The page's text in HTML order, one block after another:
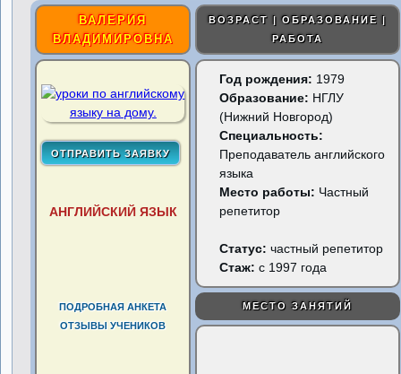
ВАЛЕРИЯ
ВЛАДИМИРОВНА
ВОЗРАСТ | ОБРАЗОВАНИЕ |
РАБОТА
АНГЛИЙСКИЙ ЯЗЫК
ПОДРОБНАЯ АНКЕТА
ОТЗЫВЫ УЧЕНИКОВ
Год рождения: 1979
Образование: НГЛУ
(Нижний Новгород)
Специальность:
Преподаватель английского
языка
Место работы: Частный
репетитор
Статус:частный репетитор
Стаж: с 1997 года
МЕСТО ЗАНЯТИЙ